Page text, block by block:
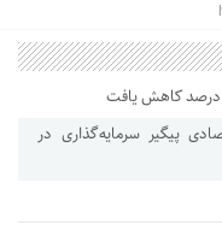
با ۱۱ هلدینگ اقتصادی پیگیر سرمایه‌گذاری در